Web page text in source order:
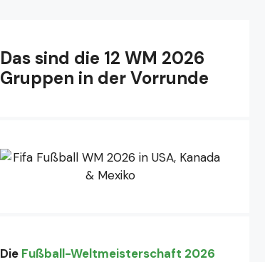
Das sind die 12 WM 2026
Gruppen in der Vorrunde
Die Fußball-Weltmeisterschaft 2026